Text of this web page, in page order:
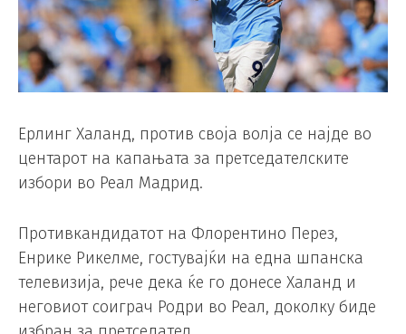
Ерлинг Халанд, против своја волја се најде во
центарот на капањата за претседателските
избори во Реал Мадрид.
Противкандидатот на Флорентино Перез,
Енрике Рикелме, гостувајќи на една шпанска
телевизија, рече дека ќе го донесе Халанд и
неговиот соиграч Родри во Реал, доколку биде